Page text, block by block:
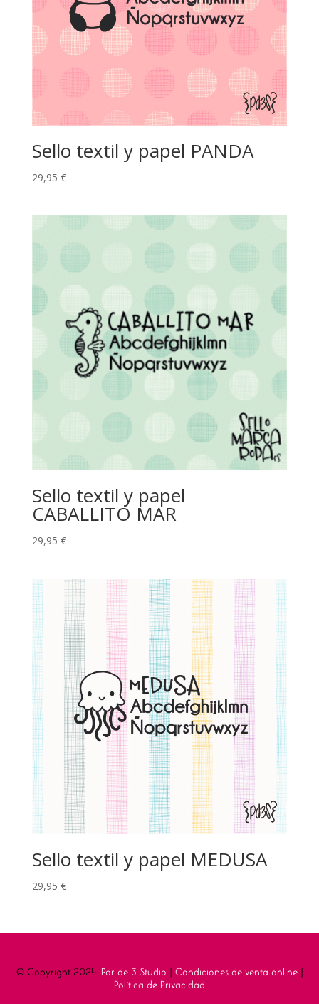
Sello textil y papel PANDA
29,95 €
Sello textil y papel
CABALLITO MAR
29,95 €
Sello textil y papel MEDUSA
29,95 €
© Copyright 2024. Par de 3 Studio Condiciones de venta online|
Política de Privacidad